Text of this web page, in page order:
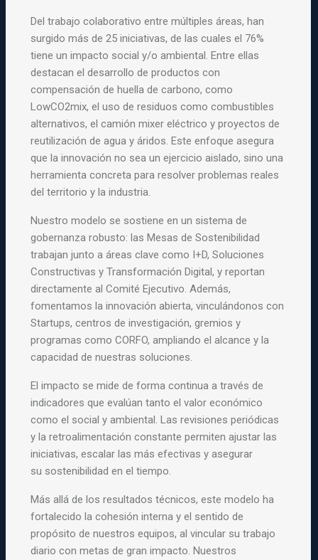
Del trabajo colaborativo entre múltiples áreas, han
surgido más de 25 iniciativas, de las cuales el 76%
tiene un impacto social y/o ambiental. Entre ellas
destacan el desarrollo de productos con
compensación de huella de carbono, como
LowCO2mix, el uso de residuoscomo combustibles
alternativos, el camión mixer eléctrico y proyectos de
reutilización de agua y áridos. Este enfoque asegura
que la innovación no sea un ejercicio aislado, sino una
herramienta concreta para resolver problemas reales
del territorio y la industria.
Nuestro modelo se sostiene en un sistema de
gobernanza robusto: las Mesas de Sostenibilidad
trabajan junto a áreas clave como I+D, Soluciones
Constructivas y Transformación Digital, y reportan
directamente al Comité Ejecutivo. Además,
fomentamos la innovación abierta, vinculándonos con
Startups, centros de investigación, gremiosy
programas como CORFO, ampliando el alcance y la
capacidad de nuestras soluciones.
El impacto se mide de forma continua a través de
indicadores que evalúan tanto el valor económico
como el social y ambiental. Las revisiones periódicas
y la retroalimentación constante permiten ajustar las
iniciativas, escalar las más efectivas y asegurar
su sostenibilidad en el tiempo.
Más allá de los resultados técnicos, este modelo ha
fortalecido la cohesión interna y el sentido de
propósito de nuestros equipos, al vincular su trabajo
diario con metas de gran impacto. Nuestros